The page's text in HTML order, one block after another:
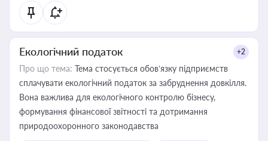
Екологічний податок +2
Про що тема: Тема стосується обов’язку підприємств
сплачувати екологічний податок за забруднення довкілля.
Вона важлива для екологічного контролю бізнесу,
формування фінансової звітності та дотримання
природоохоронного законодавства